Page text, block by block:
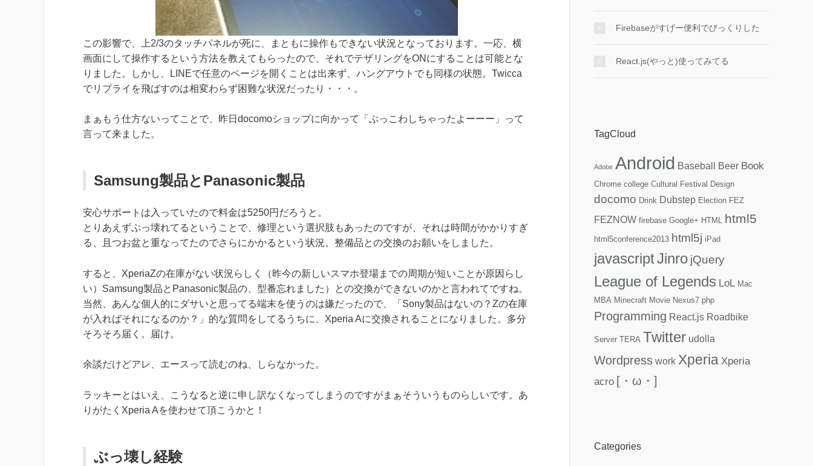
この影響で、上2/3のタッチパネルが死に、まともに操作もできない状況となっております。一応、横
画面にして操作するという方法を教えてもらったので、それでテザリングをONにすることは可能とな
りました。しかし、LINEで任意のページを開くことは出来ず、ハングアウトでも同様の状態。Twicca
でリプライを飛ばすのは相変わらず困難な状況だったり・・・。
まぁもう仕方ないってことで、昨日docomoショップに向かって「ぶっこわしちゃったよーーー」って
言って来ました。
Samsung製品とPanasonic製品
安心サポートは入っていたので料金は5250円だろうと。
とりあえずぶっ壊れてるということで、修理という選択肢もあったのですが、それは時間がかかりすぎ
る、且つお盆と重なってたのでさらにかかるという状況。整備品との交換のお願いをしました。
すると、XperiaZの在庫がない状況らしく（昨今の新しいスマホ登場までの周期が短いことが原因らし
い）Samsung製品とPanasonic製品の、型番忘れました）との交換ができないのかと言われてですね。
当然、あんな個人的にダサいと思ってる端末を使うのは嫌だったので、「Sony製品はないの？Zの在庫
が入ればそれになるのか？」的な質問をしてるうちに、Xperia Aに交換されることになりました。多分
そろそろ届く。届け。
余談だけどアレ、エースって読むのね、しらなかった。
ラッキーとはいえ、こうなると逆に申し訳なくなってしまうのですがまぁそういうものらしいです。あ
りがたくXperia Aを使わせて頂こうかと！
ぶっ壊し経験
Firebaseがすげー便利でびっくりした
React.js(やっと)使ってみてる
TagCloud
Adobe Android Baseball Beer Book
Chrome college Cultural Festival Design
docomo Drink Dubstep Election FEZ
FEZNOW firebase Google+ HTML html5
html5conference2013 html5j iPad
javascriptJinro jQuery
League of Legends LoL Mac
MBA Minecraft Movie Nexus7 php
Programming React.js Roadbike
Server TERA Twitter udolla
Wordpress work Xperia Xperia
acro [・ω・]
Categories